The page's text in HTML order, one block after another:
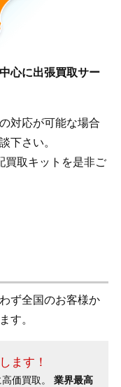
心に出張買取サー
対応が可能な場合
下さい。
買取キットを是非ご
ず全国のお客様か
す。
ます！
価買取。 業界最高